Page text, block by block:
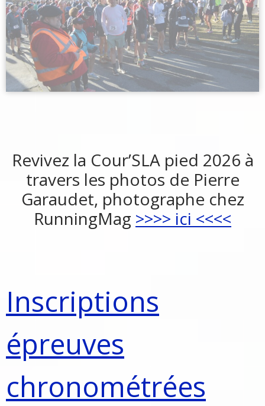
Revivez la Cour’SLA pied 2026 à
travers les photos de Pierre
Garaudet, photographe chez
RunningMag >>>> ici <<<<
Inscriptions
épreuves
chronométrées